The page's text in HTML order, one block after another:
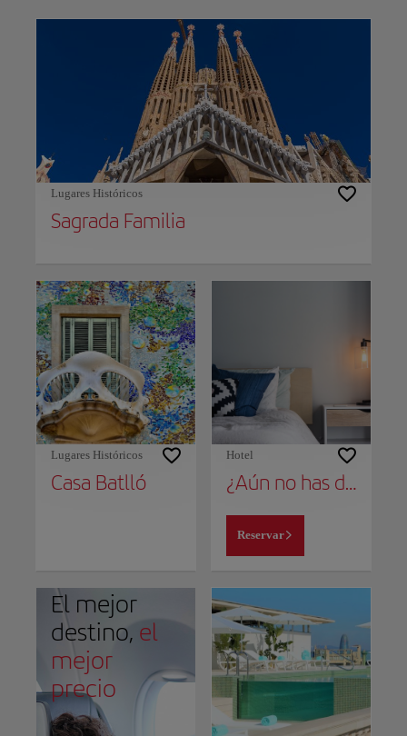
Lugares Históricos
Sagrada Familia
Lugares Históricos
Casa Batlló
Hotel
¿Aún no has decidido dónde alojarte?
Reservar
El mejor
destino, el
mejor
precio